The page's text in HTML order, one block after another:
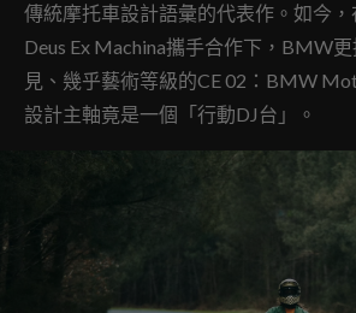
傳統摩托車設計語彙的代表作。如今
Deus Ex Machina攜手合作下，BMW
見、幾乎藝術等級的CE 02：BMW
設計主軸竟是一個「行動DJ台」。